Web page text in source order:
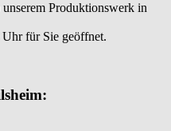
Produktionswerk in
für Sie geöffnet.